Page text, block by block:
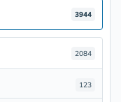
3944
2084
123